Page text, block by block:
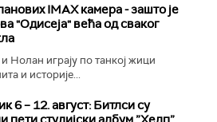
IMAX камера - зашто је
"Одисеја" већа од сваког
Нолан играју по танкој жици
и историје...
6 – 12. август: Битлси су